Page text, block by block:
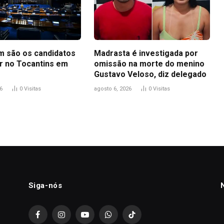
são os candidatos
no Tocantins em
0 Visitas
Madrasta é investigada por
omissão na morte do menino
Gustavo Veloso, diz delegado
agosto 6, 2026 0 Visitas
Siga-nós
FacebookInstagramYouTubeWhatsAppTikTok